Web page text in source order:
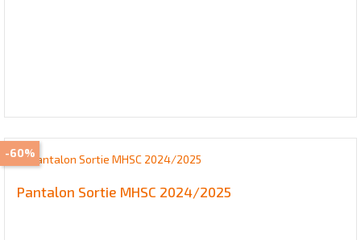
Pantalon Sortie MHSC 2024/2025
-60%